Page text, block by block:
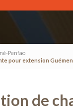
Penfao
pour extension
de